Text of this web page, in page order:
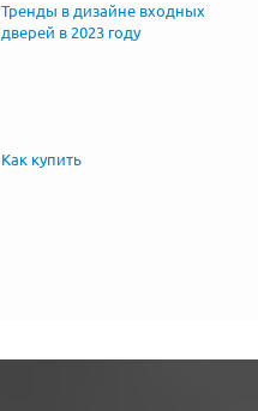
Тренды в дизайне входных
дверей в 2023 году
Как купить